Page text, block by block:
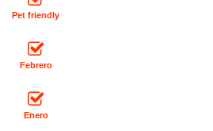
Pet friendly
Febrero
Enero